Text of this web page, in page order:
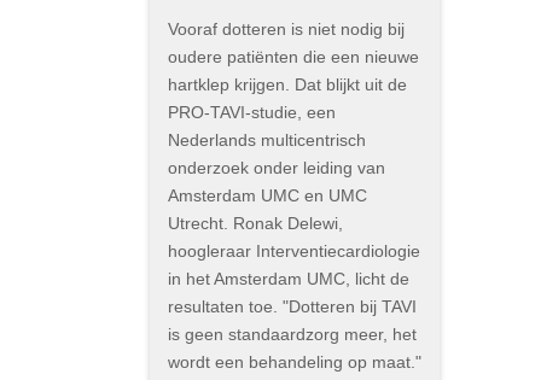
Vooraf dotteren is niet nodig bij
oudere patiënten die een nieuwe
hartklep krijgen. Dat blijkt uit de
PRO-TAVI-studie, een
Nederlands multicentrisch
onderzoek onder leiding van
Amsterdam UMC en UMC
Utrecht. Ronak Delewi,
hoogleraar Interventiecardiologie
in het Amsterdam UMC, licht de
resultaten toe. "Dotteren bij TAVI
is geen standaardzorg meer, het
wordt een behandeling op maat."